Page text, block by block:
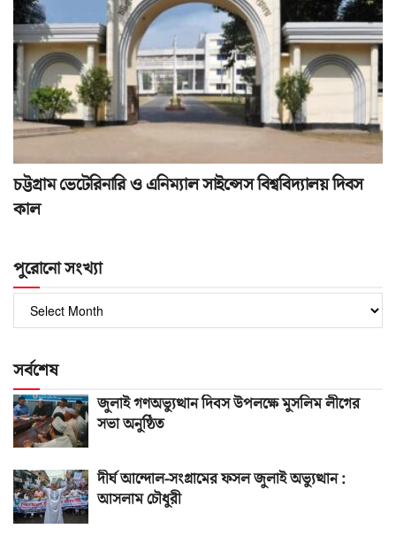
চট্টগ্রাম ভেটেরিনারি ও এনিম্যাল সাইন্সেস বিশ্ববিদ্যালয় দিবস
কাল
পুরোনো সংখ্যা
সংখ্যা
সর্বশেষ
জুলাই গণঅভ্যুত্থান দিবস উপলক্ষে মুসলিম লীগের
সভা অনুষ্ঠিত
দীর্ঘ আন্দোল-সংগ্রামের ফসল জুলাই অভ্যুত্থান :
আসলাম চৌধুরী